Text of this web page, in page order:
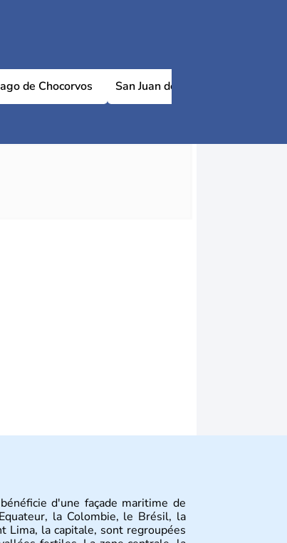
de Chocorvos San Juan de Huirpacancha
d'une façade maritime de
la Colombie, le Brésil, la
la capitale, sont regroupées